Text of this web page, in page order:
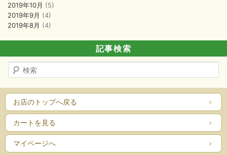
2019年10月 (5)
2019年9月 (4)
2019年8月 (4)
記事検索
索
お店のトップへ戻る
カートを見る
マイページへ